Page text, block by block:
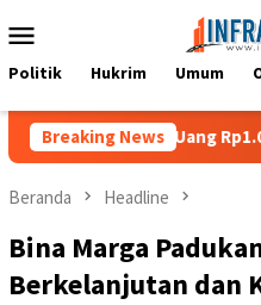
ke
Mobile
Politik Hukrim Umum
Breaking News
di Uang Rp1.000 Mohon ke
Beranda Headline
Bina Marga
Berkelanjutan dan